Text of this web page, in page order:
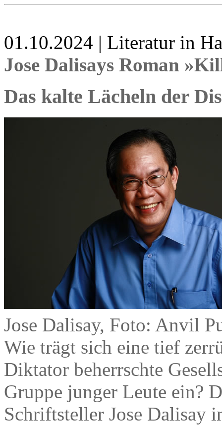
01.10.2024 | Literatur in
Jose Dalisays Roman
Das kalte Lächeln der
Jose Dalisay, Foto: Anvil
Wie trägt sich eine tief
Diktator beherrschte
Gruppe junger Leute ein?
Schriftsteller Jose Dalisay